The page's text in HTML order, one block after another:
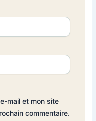
mail et mon site
commentaire.